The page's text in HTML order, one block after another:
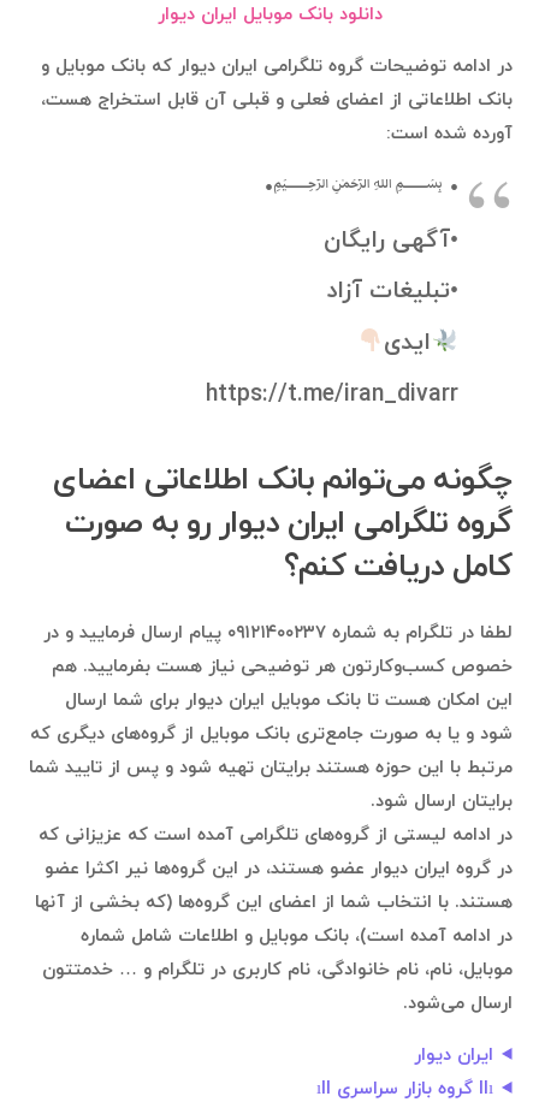
دانلود بانک موبایل ایران دیوار
در ادامه توضیحات گروه تلگرامی ایران دیوار که بانک موبایل و
بانک اطلاعاتی از اعضای فعلی و قبلی آن قابل استخراج هست،
آورده شده است:
• ﷽•
•آگهی رایگان
•تبلیغات آزاد
ایدی
https://t.me/iran_divarr
چگونه می‌توانم بانک اطلاعاتی اعضای
گروه تلگرامی ایران دیوار رو به صورت
کامل دریافت کنم؟
لطفا در تلگرام به شماره ۰۹۱۲۱۴۰۰۲۳۷ پیام ارسال فرمایید و در
خصوص کسب‌وکارتون هر توضیحی نیاز هست بفرمایید. هم
این امکان هست تا بانک موبایل ایران دیوار برای شما ارسال
شود و یا به صورت جامع‌تری بانک موبایل از گروه‌های دیگری که
مرتبط با این حوزه هستند برایتان تهیه شود و پس از تایید شما
برایتان ارسال شود.
در ادامه لیستی از گروه‌های تلگرامی آمده است که عزیزانی که
در گروه ایران دیوار عضو هستند، در این گروه‌ها نیر اکثرا عضو
هستند. با انتخاب شما از اعضای این گروه‌ها (که بخشی از آنها
در ادامه آمده است)، بانک موبایل و اطلاعات شامل شماره
موبایل، نام، نام خانوادگی، نام کاربری در تلگرام و … خدمتتون
ارسال می‌شود.
ایران دیوار
llı گروه بازار سراسری ıll